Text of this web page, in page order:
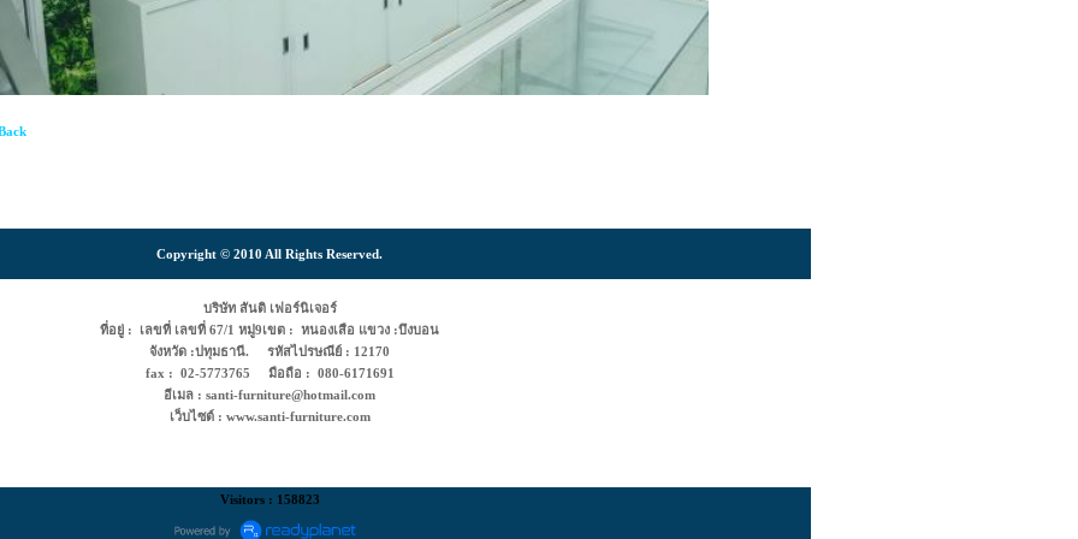
Copyright © 2010 All Rights Reserved.
บริษัท สันติ เฟอร์นิเจอร์
ที่อยู่ : เลขที่ เลขที่ 67/1 หมู่9เขต : หนองเสือ แขวง :บึงบอน
จังหวัด :ปทุมธานี. รหัสไปรษณีย์ : 12170
fax : 02-5773765 มือถือ : 080-6171691
อีเมล : santi-furniture@hotmail.com
เว็บไซต์ : www.santi-furniture.com
Visitors : 158823